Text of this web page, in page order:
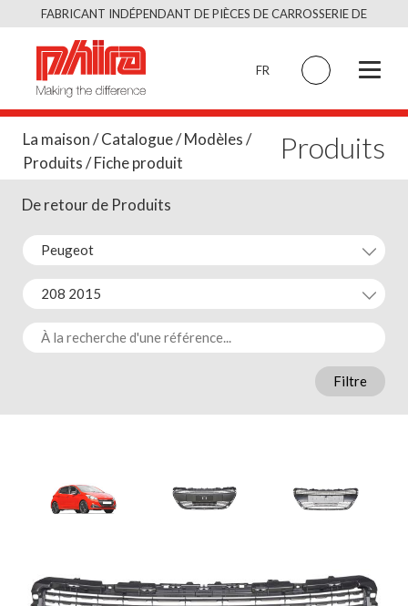
Skip
FABRICANT INDÉPENDANT DE PIÈCES DE CARROSSERIE DE
FR
La maison/Catalogue/Modèles/
Produits/ Fiche produit Produits
De retour de Produits
Filtre